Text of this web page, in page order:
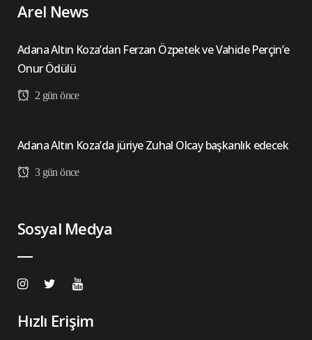
Arel News
Adana Altın Koza’dan Ferzan Özpetek ve Vahide Perçin’e
Onur Ödülü
2 gün önce
Adana Altın Koza’da jüriye Zuhal Olcay başkanlık edecek
3 gün önce
Sosyal Medya
Hızlı Erişim